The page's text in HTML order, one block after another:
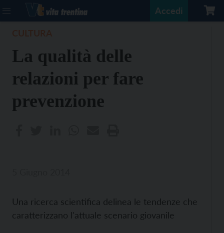
Accedi
La qualità delle
relazioni per fare
prevenzione
Una ricerca scientifica delinea le tendenze che
caratterizzano l'attuale scenario giovanile